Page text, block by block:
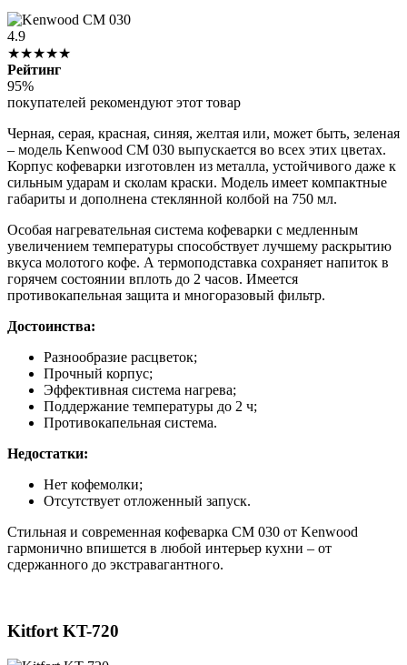
4.9
★★★★★
Рейтинг
95%
покупателей рекомендуют этот товар
Черная, серая, красная, синяя, желтая или, может быть, зеленая
– модель Kenwood CM 030 выпускается во всех этих цветах.
Корпус кофеварки изготовлен из металла, устойчивого даже к
сильным ударам и сколам краски. Модель имеет компактные
габариты и дополнена стеклянной колбой на 750 мл.
Особая нагревательная система кофеварки с медленным
увеличением температуры способствует лучшему раскрытию
вкуса молотого кофе. А термоподставка сохраняет напиток в
горячем состоянии вплоть до 2 часов. Имеется
противокапельная защита и многоразовый фильтр.
Достоинства:
Разнообразие расцветок;
Прочный корпус;
Эффективная система нагрева;
Поддержание температуры до 2 ч;
Противокапельная система.
Недостатки:
Нет кофемолки;
Отсутствует отложенный запуск.
Стильная и современная кофеварка CM 030 от Kenwood
гармонично впишется в любой интерьер кухни – от
сдержанного до экстравагантного.
Kitfort KT-720